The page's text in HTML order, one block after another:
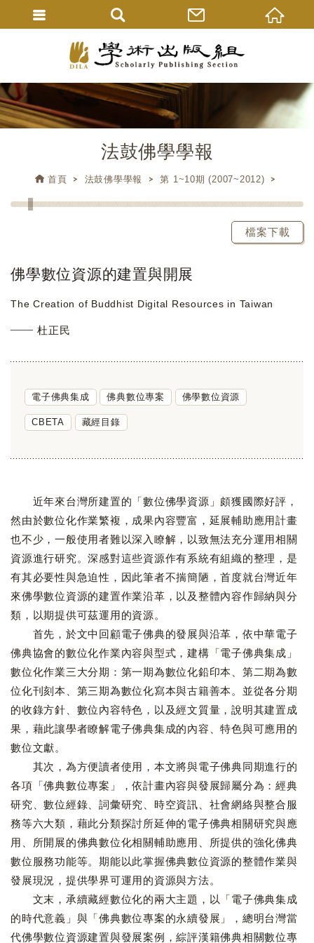
法鼓佛學學報
首頁 法鼓佛學學報 第 1~10期 (2007~2012)
檔案下載
佛學數位資源的建置與開展
The Creation of Buddhist Digital Resources in Taiwan
杜正民
電子佛典集成 佛典數位專案 佛學數位資源
CBETA 藏經目錄
近年來台灣所建置的「數位佛學資源」頗獲國際好評，
然由於數位化作業繁複，成果內容豐富，延展輔助應用計畫
也不少，一般使用者難以深入瞭解，以致無法充分運用相關
資源進行研究。深感對這些資源作有系統有組織的整理，是
有其必要性與急迫性，因此筆者不揣簡陋，首度就台灣近年
來佛學數位資源的建置作業沿革，以及整體內容作歸納與分
類，以期提供可茲運用的資源。
首先，於文中回顧電子佛典的發展與沿革，依中華電子
佛典協會的數位化作業內容與型式，建構「電子佛典集成」
數位化作業三大分期：第一期為數位化鉛印本、第二期為數
位化刊刻本、第三期為數位化寫本與古籍善本。並從各分期
的收錄方針、數位內容特色，以及經文質量，說明其建置成
果，藉此讓學者瞭解電子佛典集成的內容、特色與可應用的
數位文獻。
其次，為方便讀者使用，本文將與電子佛典同期進行的
各項「佛典數位專案」，依計畫內容與發展歸屬分為：經典
研究、數位經錄、詞彙研究、時空資訊、社會網絡與整合服
務等六大類，藉此分類探討所延伸的電子佛典相關研究與應
用、所開展的佛典數位化相關輔助應用、所提供的強化佛典
數位服務功能等。期能以此掌握佛典數位資源的整體作業與
發展現況，提供學界可運用的資源與方法。
文末，承續藏經數位化的兩大主題，以「電子佛典集成
的時代意義」與「佛典數位專案的永續發展」，總明台灣當
代佛學數位資源建置與發展案例，綜評漢籍佛典相關數位專